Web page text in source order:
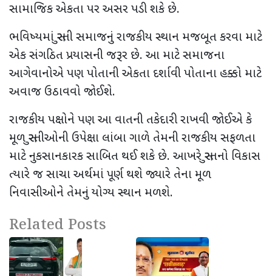
સામાજિક એકતા પર અસર પડી શકે છે.
ભવિષ્યમાં સુરતી સમાજનું રાજકીય સ્થાન મજબૂત કરવા માટે
એક સંગઠિત પ્રયાસની જરૂર છે. આ માટે સમાજના
આગેવાનોએ પણ પોતાની એકતા દર્શાવી પોતાના હક્કો માટે
અવાજ ઉઠાવવો જોઈશે.
રાજકીય પક્ષોને પણ આ વાતની તકેદારી રાખવી જોઈએ કે
મૂળ સુરતીઓની ઉપેક્ષા લાંબા ગાળે તેમની રાજકીય સફળતા
માટે નુકસાનકારક સાબિત થઈ શકે છે. આખરે સુરતનો વિકાસ
ત્યારે જ સાચા અર્થમાં પૂર્ણ થશે જ્યારે તેના મૂળ
નિવાસીઓને તેમનું યોગ્ય સ્થાન મળશે.
Related Posts